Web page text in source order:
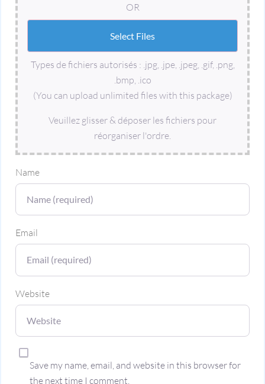
OR
Types de fichiers autorisés : .jpg, .jpe, .jpeg, .gif, .png,
.bmp, .ico
(You can upload unlimited files with this package)
Veuillez glisser & déposer les fichiers pour
réorganiser l'ordre.
Name
Email
Website
Save my name, email, and website in this browser for
the next time I comment.